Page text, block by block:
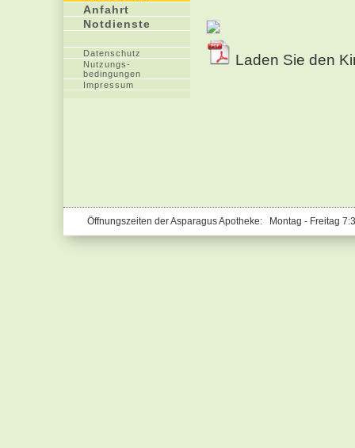
Anfahrt
Notdienste
Datenschutz
Nutzungs-
bedingungen
Impressum
Laden Sie den
Öffnungszeiten der Asparagus Apotheke: Montag - Freitag